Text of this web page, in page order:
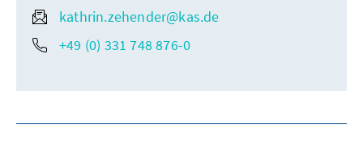
kathrin.zehender@kas.de
+49 (0) 331 748 876-0